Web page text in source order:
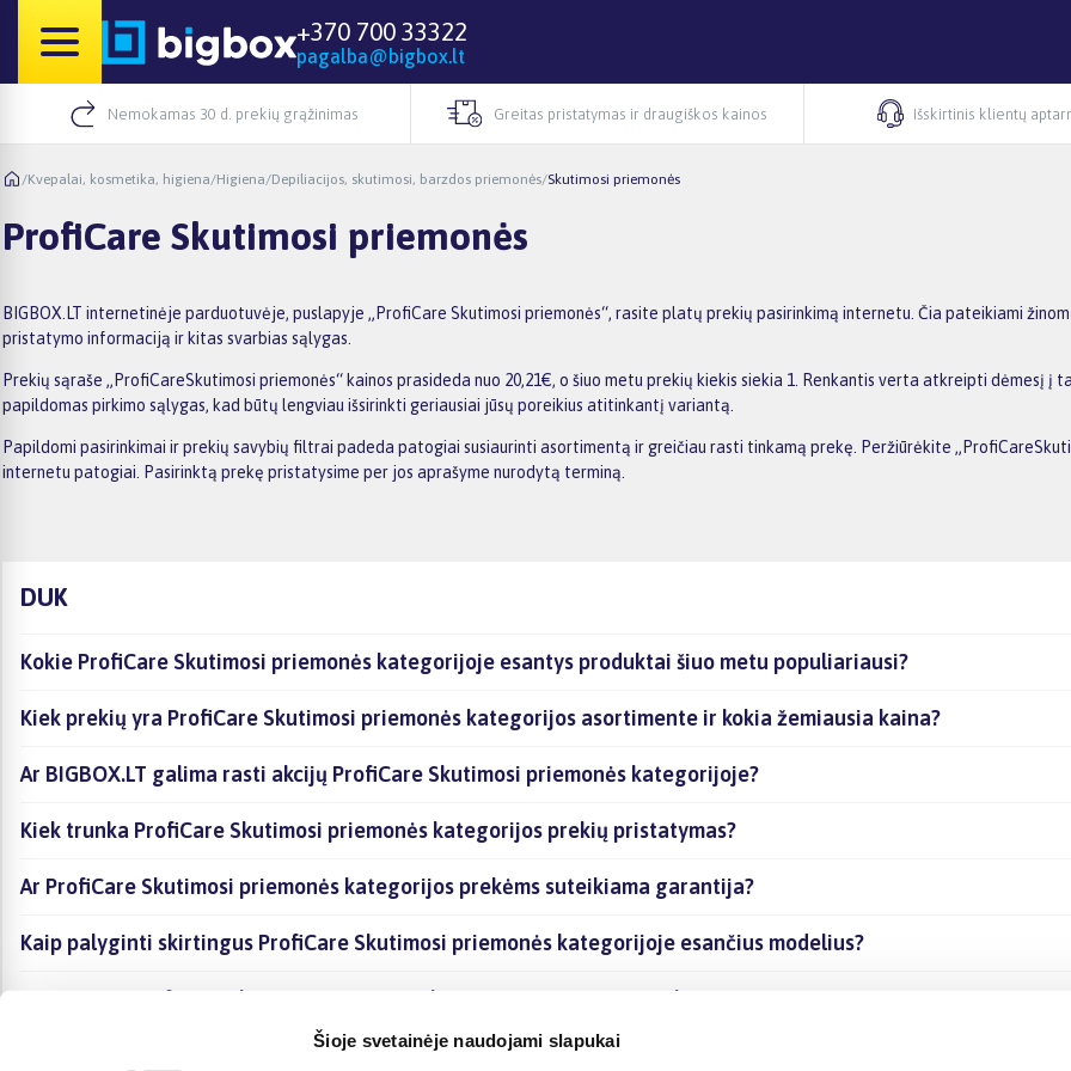
Šioje svetainėje naudojami slapukai
+370 700 33322
pagalba@bigbox.lt
Nemokamas 30 d. prekių grąžinimas Greitas pristatymas ir draugiškos kainos Išskirtinis klientų
/Kvepalai, kosmetika, higiena/Higiena/Depiliacijos, skutimosi, barzdos priemonės/Skutimosi priemonės
ProfiCare Skutimosi priemonės
BIGBOX.LT internetinėje parduotuvėje, puslapyje „ProfiCare Skutimosi priemonės“, rasite platų prekių pasirinkimą internetu. Čia pateikiami
pristatymo informaciją ir kitas svarbias sąlygas.
Prekių sąraše „ProfiCareSkutimosi priemonės“ kainos prasideda nuo 20,21€, o šiuo metu prekių kiekis siekia 1. Renkantis verta atkreipti dėmesį į
papildomas pirkimo sąlygas, kad būtų lengviau išsirinkti geriausiai jūsų poreikius atitinkantį variantą.
Papildomi pasirinkimai ir prekių savybių filtrai padeda patogiai susiaurinti asortimentą ir greičiau rasti tinkamą prekę. Peržiūrėkite
internetu patogiai. Pasirinktą prekę pristatysime per jos aprašyme nurodytą terminą.
DUK
Kokie ProfiCare Skutimosi priemonės kategorijoje esantys produktai šiuo metu populiariausi?
Kiek prekių yra ProfiCare Skutimosi priemonės kategorijos asortimente ir kokia žemiausia kaina?
Ar BIGBOX.LT galima rasti akcijų ProfiCare Skutimosi priemonės kategorijoje?
Kiek trunka ProfiCare Skutimosi priemonės kategorijos prekių pristatymas?
Ar ProfiCare Skutimosi priemonės kategorijos prekėms suteikiama garantija?
Kaip palyginti skirtingus ProfiCare Skutimosi priemonės kategorijoje esančius modelius?
Kaip įsigyti ProfiCare Skutimosi priemonės kategorijoje esančias prekes internetu?